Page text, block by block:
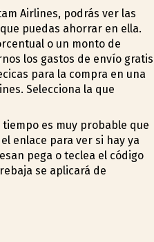
Airlines, podrás ver las
puedas ahorrar en ella.
o un monto de
los gastos de envío gratis
para la compra en una
Selecciona la que
es muy probable que
enlace para ver si hay ya
pega o teclea el código
se aplicará de